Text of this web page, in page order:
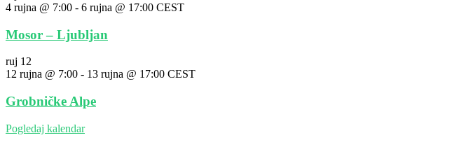
4 rujna @ 7:00 - 6 rujna @ 17:00 CEST
Mosor – Ljubljan
ruj 12
12 rujna @ 7:00 - 13 rujna @ 17:00 CEST
Grobničke Alpe
Pogledaj kalendar